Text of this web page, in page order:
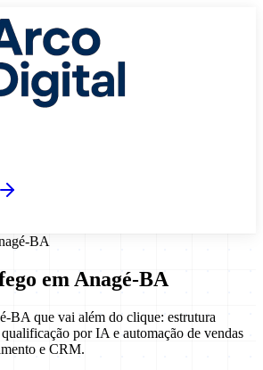
-BA
em Anagé-BA
BA que vai além do clique: estrutura
por IA e automação de vendas
e CRM.